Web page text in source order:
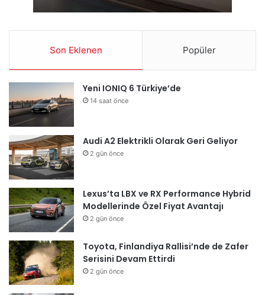
Son Eklenen Popüler
Yeni IONIQ 6 Türkiye’de
14 saat önce
Audi A2 Elektrikli Olarak Geri Geliyor
2 gün önce
Lexus’ta LBX ve RX Performance Hybrid
Modellerinde Özel Fiyat Avantajı
2 gün önce
Toyota, Finlandiya Rallisi’nde de Zafer
Serisini Devam Ettirdi
2 gün önce